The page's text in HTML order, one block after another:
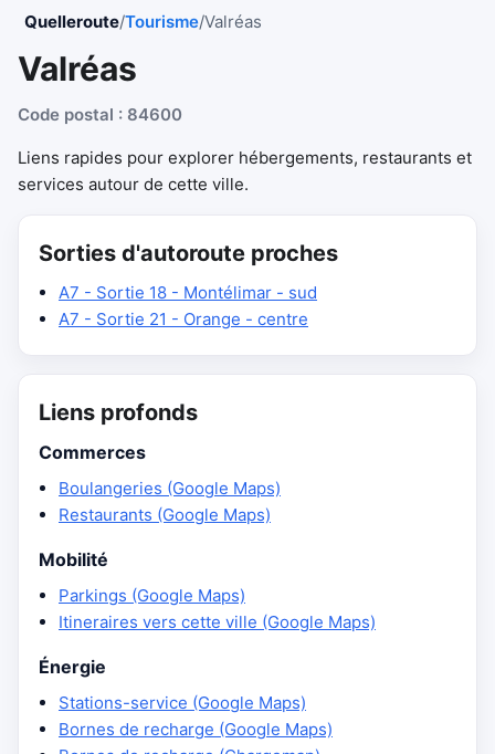
Quelleroute/Tourisme/Valréas
Valréas
Code postal : 84600
Liens rapides pour explorer hébergements, restaurants et
services autour de cette ville.
Sorties d'autoroute proches
A7 - Sortie 18 - Montélimar - sud
A7 - Sortie 21 - Orange - centre
Liens profonds
Commerces
Boulangeries (Google Maps)
Restaurants (Google Maps)
Mobilité
Parkings (Google Maps)
Itineraires vers cette ville (Google Maps)
Énergie
Stations-service (Google Maps)
Bornes de recharge (Google Maps)